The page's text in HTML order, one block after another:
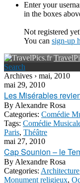
Enter your
in the boxes
Not registered
You can sign-up
Search
Archives › mai, 2010
mai 29, 2010
Les Misérables
By Alexandre Rosa
Categories: Comédie
Tags: Comédie
Paris, Théâtre
mai 27, 2010
Cap Sounion – le
By Alexandre Rosa
Categories: Architecture
Monument religieux,